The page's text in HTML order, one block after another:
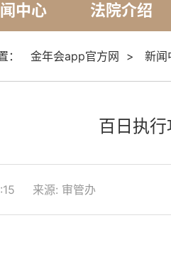
中心 法院介绍
： 金年会app官方网 > 新闻
百日执
来源: 审管办